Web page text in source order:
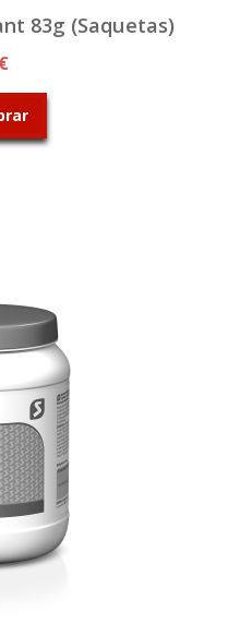
83g (Saquetas)